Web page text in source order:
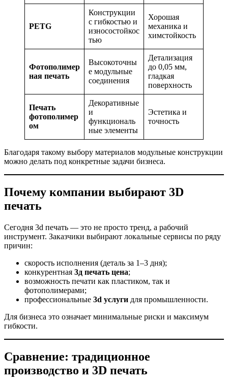
PETG
Конструкции
с гибкостью и
износостойкос
тью
Хорошая
механика и
химстойкость
Фотополимер
ная печать
Высокоточны
е модульные
соединения
Детализация
до 0,05 мм,
гладкая
поверхность
Печать
фотополимер
ом
Декоративные
и
функциональ
ные элементы
Эстетика и
точность
Благодаря такому выбору материалов модульные конструкции
можно делать под конкретные задачи бизнеса.
Почему компании выбирают 3D
печать
Сегодня 3d печать — это не просто тренд, а рабочий
инструмент. Заказчики выбирают локальные сервисы по ряду
причин:
скорость исполнения (деталь за 1–3 дня);
конкурентная 3д печать цена;
возможность печати как пластиком, так и
фотополимерами;
профессиональные 3d услуги для промышленности.
Для бизнеса это означает минимальные риски и максимум
гибкости.
Сравнение: традиционное
производство и 3D печать